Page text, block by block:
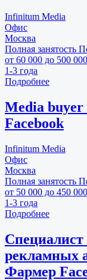
Infinitum Media
Офис
Москва
Полная занятость
от 60 000 до 500
1-3 года
Подробнее
Media
Facebook
Infinitum Media
Офис
Москва
Полная занятость
от 50 000 до 450
1-3 года
Подробнее
Специалист
рекламных
Фармер